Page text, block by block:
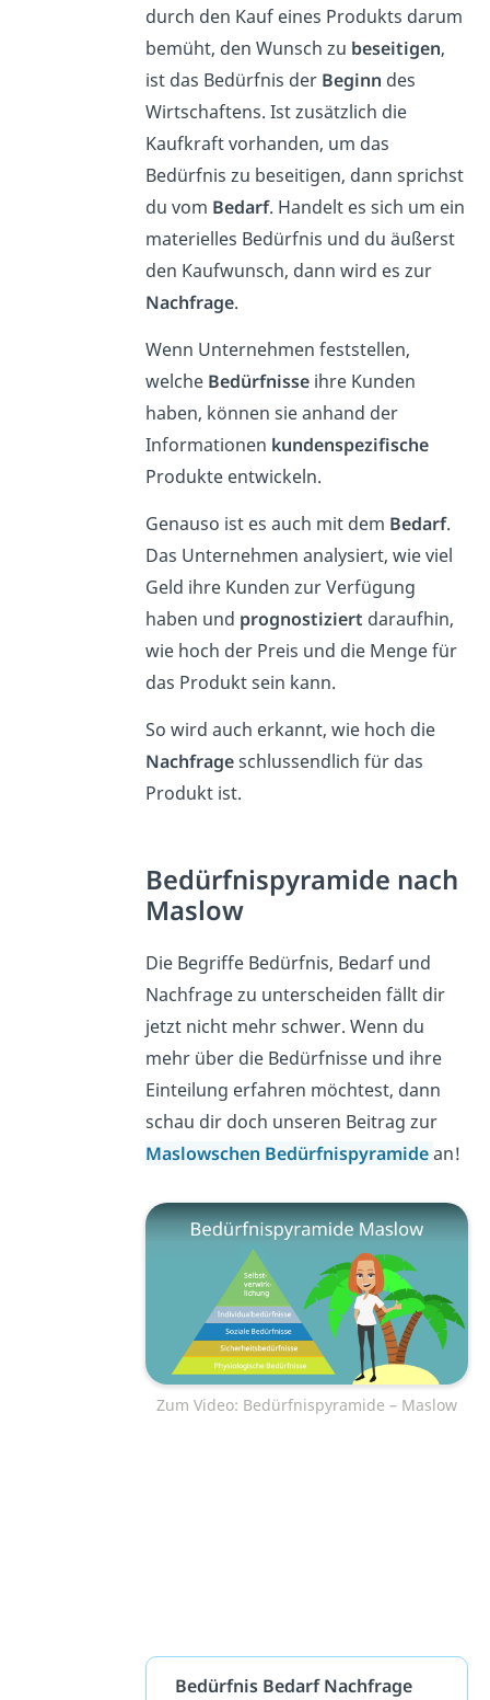
durch den Kauf eines Produkts darum
bemüht, den Wunsch zu beseitigen,
ist das Bedürfnis der Beginn des
Wirtschaftens. Ist zusätzlich die
Kaufkraft vorhanden, um das
Bedürfnis zu beseitigen, dann sprichst
du vom Bedarf. Handelt es sich um ein
materielles Bedürfnis und du äußerst
den Kaufwunsch, dann wird es zur
Nachfrage.
Wenn Unternehmen feststellen,
welche Bedürfnisse ihre Kunden
haben, können sie anhand der
Informationen kundenspezifische
Produkte entwickeln.
Genauso ist es auch mit dem Bedarf.
Das Unternehmen analysiert, wie viel
Geld ihre Kunden zur Verfügung
haben und prognostiziert daraufhin,
wie hoch der Preis und die Menge für
das Produkt sein kann.
So wird auch erkannt, wie hoch die
Nachfrageschlussendlich für das
Produkt ist.
Bedürfnispyramide nach
Maslow
Die Begriffe Bedürfnis, Bedarf und
Nachfrage zu unterscheiden fällt dir
jetzt nicht mehr schwer. Wenn du
mehr über die Bedürfnisse und ihre
Einteilung erfahren möchtest, dann
schau dir doch unseren Beitrag zur
Maslowschen Bedürfnispyramidean!
Zum Video: Bedürfnispyramide – Maslow
Bedürfnis Bedarf Nachfrage